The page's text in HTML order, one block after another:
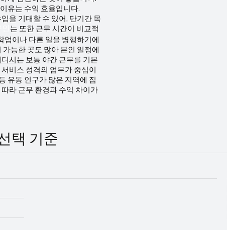
유는 수익 효율입니다.
을 기대할 수 있어, 단기간 목
는 또한 근무 시간이 비교적
업이나 다른 일을 병행하기에
능한 곳도 많아 본인 일정에
시는 보통 야간 근무를 기본
비스 성격의 업무가 중심이
유동 인구가 많은 지역에 집
라 근무 환경과 수익 차이가
택 기준